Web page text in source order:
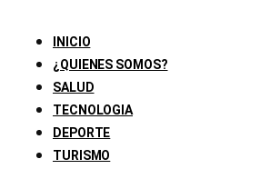
INICIO
¿QUIENES SOMOS?
SALUD
TECNOLOGIA
DEPORTE
TURISMO